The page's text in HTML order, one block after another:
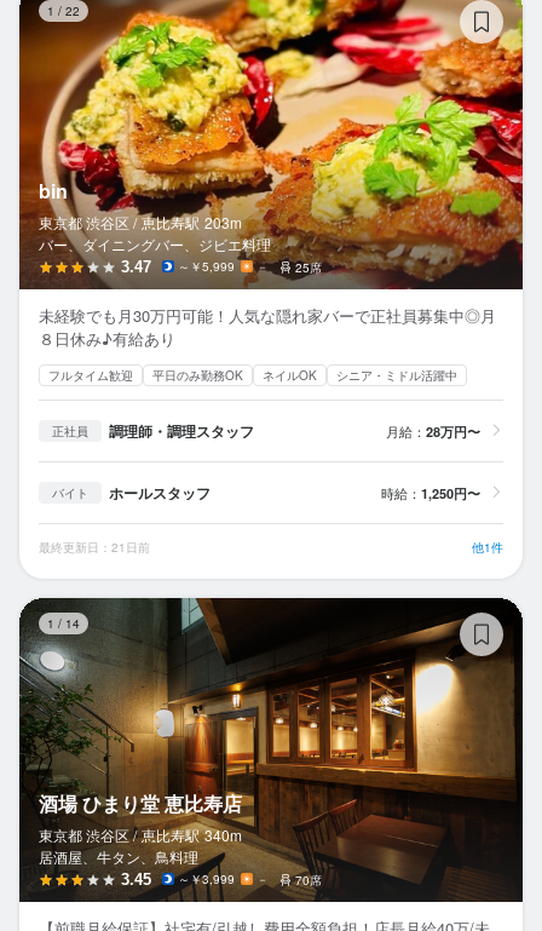
1 / 22
bin
東京都 渋谷区 / 恵比寿駅 203m
バー、ダイニングバー、ジビエ料理
3.47 ～￥5,999 － 25席
未経験でも月30万円可能！人気な隠れ家バーで正社員募集中◎月
８日休み♪有給あり
フルタイム歓迎 平日のみ勤務OK ネイルOK シニア・ミドル活躍中
正社員 調理師・調理スタッフ 月給： 28万円〜
バイト ホールスタッフ 時給： 1,250円〜
最終更新日：21日前 他1件
1 / 14
酒場 ひまり堂 恵比寿店
東京都 渋谷区 / 恵比寿駅 340m
居酒屋、牛タン、鳥料理
3.45 ～￥3,999 － 70席